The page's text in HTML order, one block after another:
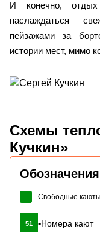
И конечно,
наслаждаться
пейзажами за
истории мест, мимо
Схемы
Кучкин»
Свободные каюты
51 -Номера кают